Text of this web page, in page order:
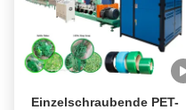
Einzelschraubende PET-